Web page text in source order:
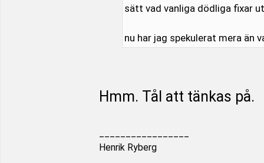
sätt vad vanliga dödliga fixar
nu har jag spekulerat mera än
Hmm. Tål att tänkas på.
Henrik Ryberg